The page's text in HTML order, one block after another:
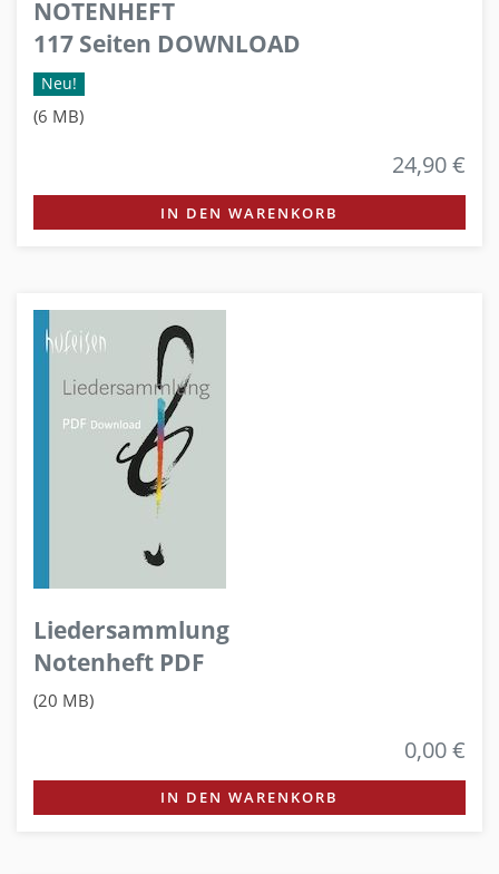
NOTENHEFT
117 Seiten DOWNLOAD
Neu!
(6 MB)
24,90 €
IN DEN WARENKORB
Liedersammlung
Notenheft PDF
(20 MB)
0,00 €
IN DEN WARENKORB